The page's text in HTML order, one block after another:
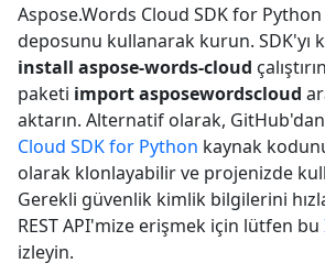
Aspose.Words Cloud SDK for Python
deposunu kullanarak kurun. SDK'yı
install aspose-words-cloud
paketi import asposewordscloud
aktarın. Alternatif olarak, GitHub'dan
Cloud SDK for Python kaynak
olarak klonlayabilir ve projenizde
Gerekli güvenlik kimlik bilgilerini
REST API'mize erişmek için lütfen bu
izleyin.